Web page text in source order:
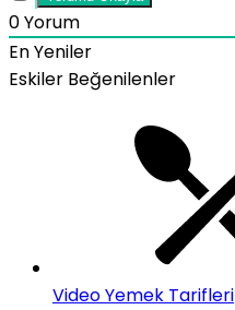
0Yorum
En Yeniler
Eskiler Beğenilenler
Video Yemek Tarifleri